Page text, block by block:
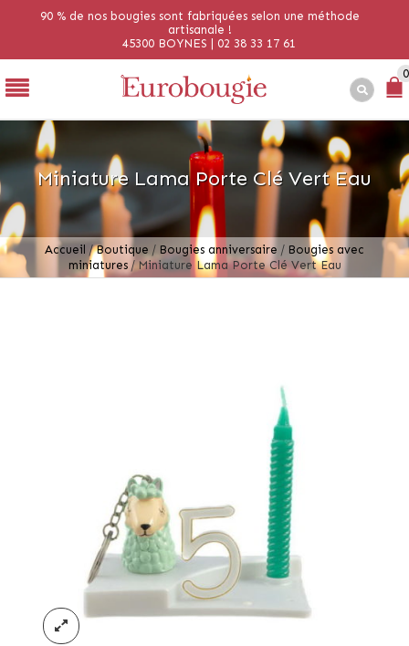
90 % de nos bougies sont fabriquées selon une méthode
artisanale !
45300 BOYNES | 02 38 33 17 61
0
Miniature Lama Porte Clé Vert Eau
Accueil / Boutique / Bougies anniversaire / Bougies avec
miniatures / Miniature Lama Porte Clé Vert Eau